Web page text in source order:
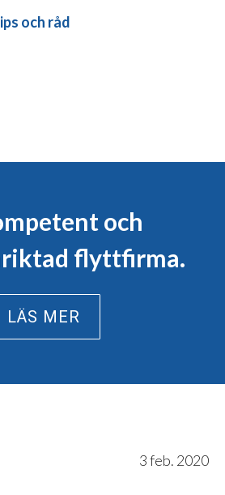
och råd
och
flyttfirma.
LÄS MER
3 feb. 2020